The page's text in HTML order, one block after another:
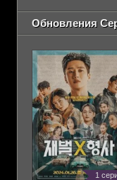
Обновления
1